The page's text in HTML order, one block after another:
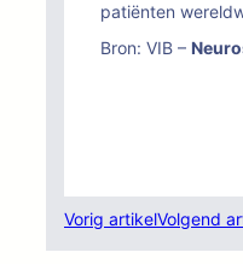
patiënten
Bron: VIB –
Vorig artikelVolgend